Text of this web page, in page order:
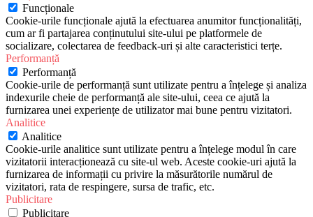
Funcționale
Cookie-urile funcționale ajută la efectuarea anumitor funcționalități,
cum ar fi partajarea conținutului site-ului pe platformele de
socializare, colectarea de feedback-uri și alte caracteristici terțe.
Performanță
Performanță
Cookie-urile de performanță sunt utilizate pentru a înțelege și analiza
indexurile cheie de performanță ale site-ului, ceea ce ajută la
furnizarea unei experiențe de utilizator mai bune pentru vizitatori.
Analitice
Analitice
Cookie-urile analitice sunt utilizate pentru a înțelege modul în care
vizitatorii interacționează cu site-ul web. Aceste cookie-uri ajută la
furnizarea de informații cu privire la măsurătorile numărul de
vizitatori, rata de respingere, sursa de trafic, etc.
Publicitare
Publicitare